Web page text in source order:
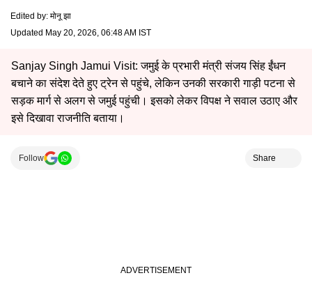
Edited by: मोनू झा
Updated May 20, 2026, 06:48 AM IST
Sanjay Singh Jamui Visit: जमुई के प्रभारी मंत्री संजय सिंह ईंधन
बचाने का संदेश देते हुए ट्रेन से पहुंचे, लेकिन उनकी सरकारी गाड़ी पटना से
सड़क मार्ग से अलग से जमुई पहुंची। इसको लेकर विपक्ष ने सवाल उठाए और
इसे दिखावा राजनीति बताया।
Follow Share